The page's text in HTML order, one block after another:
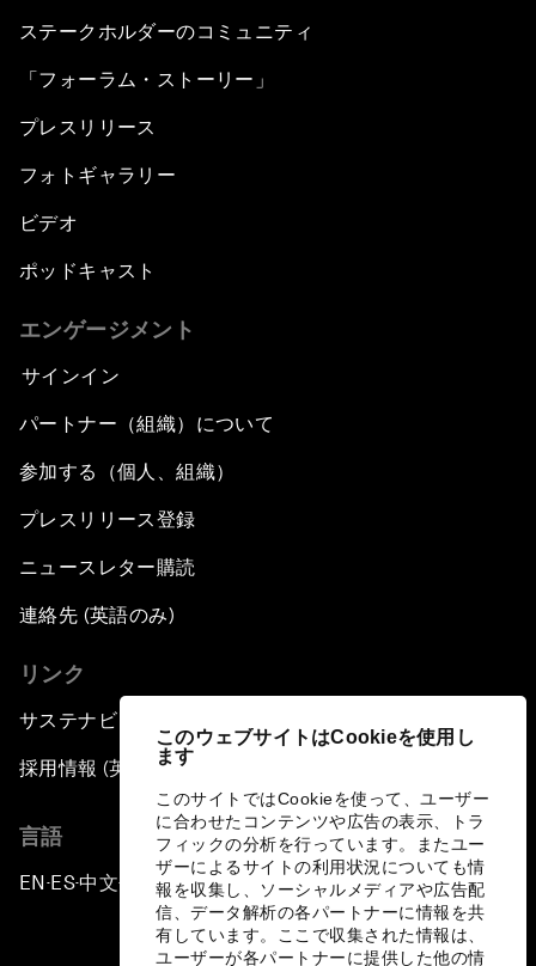
このウェブサイトはCookieを使用し
ます
このサイトではCookieを使って、ユーザー
に合わせたコンテンツや広告の表示、トラ
フィックの分析を行っています。またユー
ザーによるサイトの利用状況についても情
報を収集し、ソーシャルメディアや広告配
信、データ解析の各パートナーに情報を共
有しています。ここで収集された情報は、
ユーザーが各パートナーに提供した他の情
ステークホルダーのコミュニティ
「フォーラム・ストーリー」
プレスリリース
フォトギャラリー
ビデオ
ポッドキャスト
エンゲージメント
サインイン
パートナー（組織）について
参加する（個人、組織）
プレスリリース登録
ニュースレター購読
連絡先 (英語のみ)
リンク
サステナビリティへの取り組み
採用情報 (英語のみ)
言語
EN ▪ ES▪中文▪ 日本語